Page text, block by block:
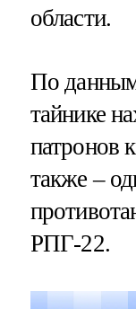
области.
По
тайнике
патронов
также –
РПГ-22.